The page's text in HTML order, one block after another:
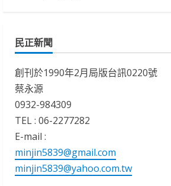
民正新聞
創刊於1990年2月局版台訊0220號
蔡永源
0932-984309
TEL : 06-2277282
E-mail :
minjin5839@gmail.com
minjin5839@yahoo.com.tw